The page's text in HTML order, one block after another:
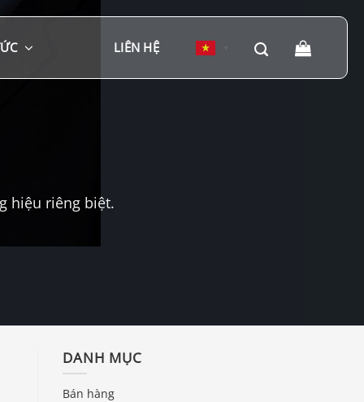
LIÊN HỆ
hiệu riêng biệt.
DANH MỤC
Bán hàng